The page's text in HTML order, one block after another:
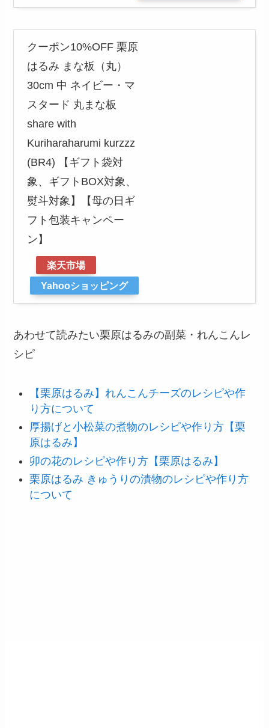
クーポン10%OFF 栗原
はるみ まな板（丸）
30cm 中 ネイビー・マ
スタード 丸まな板
share with
Kuriharaharumi kurzzz
(BR4) 【ギフト袋対
象、ギフトBOX対象、
熨斗対象】【母の日ギ
フト包装キャンペー
ン】
楽天市場
Yahooショッピング
あわせて読みたい栗原はるみの副菜・れんこんレ
シピ
【栗原はるみ】れんこんチーズのレシピや作
り方について
厚揚げと小松菜の煮物のレシピや作り方【栗
原はるみ】
卯の花のレシピや作り方【栗原はるみ】
栗原はるみ きゅうりの漬物のレシピや作り方
について